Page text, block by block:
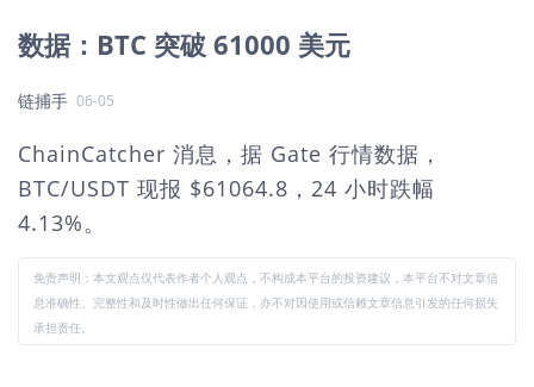
数据：BTC 突破 61000 美元
链捕手 06-05
ChainCatcher 消息，据 Gate 行情数据，
BTC/USDT 现报 $61064.8，24 小时跌幅
4.13%。
免责声明：本文观点仅代表作者个人观点，不构成本平台的投资建议，本平台不对文章信
息准确性、完整性和及时性做出任何保证，亦不对因使用或信赖文章信息引发的任何损失
承担责任。